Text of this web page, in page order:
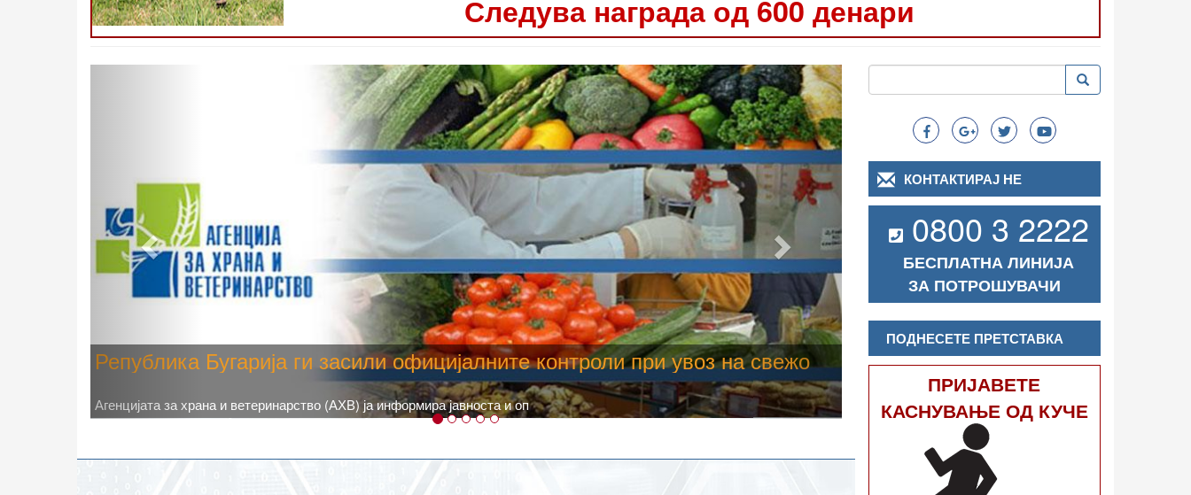
Следува награда од 600 денари
Високите температури ризик од труење со храна, опасни се и за
животните
Новото најавено зголемување на дневните температури, кое според метеоролозите во одредени региони ќе достигне 40
степени, ги зголемува ризиците од појава на труење со храна.
Следно
Search
Пребарување Пребарување
КОНТАКТИРАЈ НЕ
0800 3 2222
БЕСПЛАТНА ЛИНИЈА
ЗА ПОТРОШУВАЧИ
ПОДНЕСЕТЕ ПРЕТСТАВКА
ПРИЈАВЕТЕ
КАСНУВАЊЕ ОД КУЧЕ